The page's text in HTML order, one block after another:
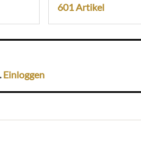
601 Artikel
Einloggen